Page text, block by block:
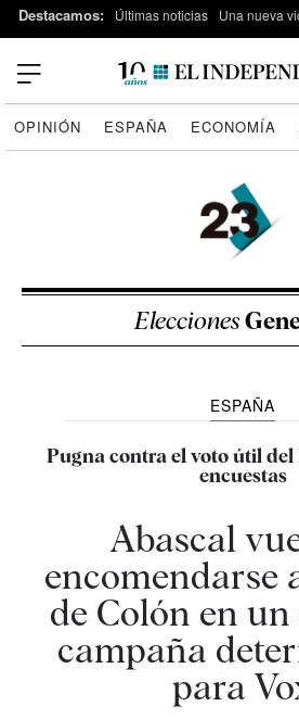
Destacamos: Últimas noticias Una nueva
OPINIÓN ESPAÑA ECONOMÍA
Elecciones
ESPAÑA
Pugna contra el voto útil del
encuestas
Abascal
encomendarse
de Colón en
campaña
para